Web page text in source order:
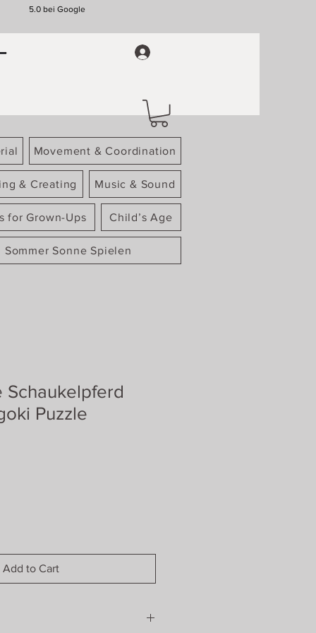
5.0 bei Google
Movement & Coordination
& Creating Music & Sound
for Grown-Ups Child’s Age
Sommer Sonne Spielen
Schaukelpferd
Puzzle
Add to Cart